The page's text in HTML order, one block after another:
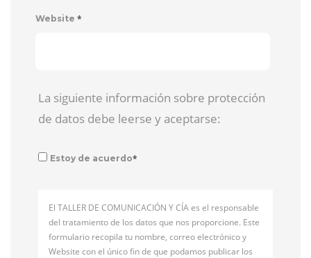
Website *
La siguiente información sobre protección
de datos debe leerse y aceptarse:
Estoy de acuerdo*
El TALLER DE COMUNICACIÓN Y CÍA es el responsable
del tratamiento de los datos que nos proporcione. Este
formulario recopila tu nombre, correo electrónico y
Website con el único fin de que podamos publicar los